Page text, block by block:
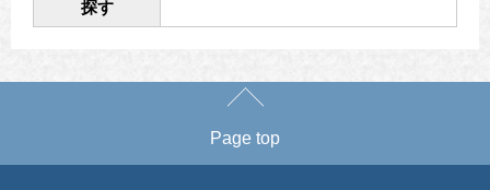
探す
Page top